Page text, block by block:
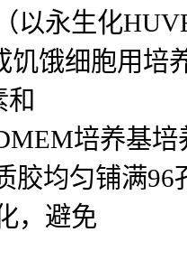
以永生化
饥饿细胞用培
和
培养基培
胶均匀铺满
，避免